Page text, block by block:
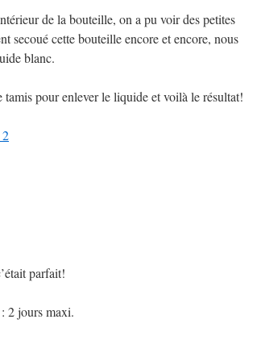
de la bouteille, on a pu voir des petites
secoué cette bouteille encore et encore, nous
blanc.
pour enlever le liquide et voilà le résultat!
parfait!
2 jours maxi.